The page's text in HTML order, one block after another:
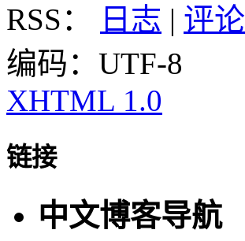
RSS：
日志 | 评论
编码：UTF-8
XHTML 1.0
链接
中文博客导航